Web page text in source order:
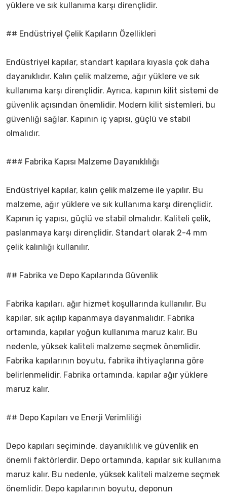
yüklere ve sık kullanıma karşı dirençlidir.
## Endüstriyel Çelik Kapıların Özellikleri
Endüstriyel kapılar, standart kapılara kıyasla çok daha
dayanıklıdır. Kalın çelik malzeme, ağır yüklere ve sık
kullanıma karşı dirençlidir. Ayrıca, kapının kilit sistemi de
güvenlik açısından önemlidir. Modern kilit sistemleri, bu
güvenliği sağlar. Kapının iç yapısı, güçlü ve stabil
olmalıdır.
### Fabrika Kapısı Malzeme Dayanıklılığı
Endüstriyel kapılar, kalın çelik malzeme ile yapılır. Bu
malzeme, ağır yüklere ve sık kullanıma karşı dirençlidir.
Kapının iç yapısı, güçlü ve stabil olmalıdır. Kaliteli çelik,
paslanmaya karşı dirençlidir. Standart olarak 2-4 mm
çelik kalınlığı kullanılır.
## Fabrika ve Depo Kapılarında Güvenlik
Fabrika kapıları, ağır hizmet koşullarında kullanılır. Bu
kapılar, sık açılıp kapanmaya dayanmalıdır. Fabrika
ortamında, kapılar yoğun kullanıma maruz kalır. Bu
nedenle, yüksek kaliteli malzeme seçmek önemlidir.
Fabrika kapılarının boyutu, fabrika ihtiyaçlarına göre
belirlenmelidir. Fabrika ortamında, kapılar ağır yüklere
maruz kalır.
## Depo Kapıları ve Enerji Verimliliği
Depo kapıları seçiminde, dayanıklılık ve güvenlik en
önemli faktörlerdir. Depo ortamında, kapılar sık kullanıma
maruz kalır. Bu nedenle, yüksek kaliteli malzeme seçmek
önemlidir. Depo kapılarının boyutu, deponun